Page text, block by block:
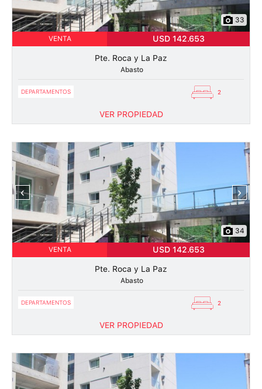
33
VENTA USD 142.653
Pte. Roca y La Paz
Abasto
DEPARTAMENTOS 2
VER PROPIEDAD
‹ ›
34
VENTA USD 142.653
Pte. Roca y La Paz
Abasto
DEPARTAMENTOS 2
VER PROPIEDAD